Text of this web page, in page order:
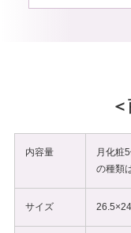
内容量 月化粧
の種類
サイズ